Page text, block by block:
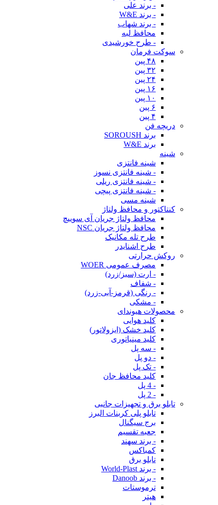
- برند علی
- برند W&E
- برند شهاب
محافظ لبه
- طرح خورشیدی
سوکت فرمان
۴۸ پین
۳۲ پین
۲۴ پین
۱۶ پین
۱۰ پین
۶ پین
۴ پین
دریچه فن
برند SOROUSH
برند W&E
شینه
شینه فانتزی
- شینه فانتزی نسوز
- شینه فانتزی ریلی
- شینه فانتزی پیچی
شینه مسی
کنتاکتور و محافظ ولتاژ
محافظ ولتاژ جریان آی سوییچ
محافظ ولتاژ جریان NSC
طرح تله مکانیک
طرح اشنایدر
روکش حرارتی
مصرف عمومی WOER
- ارت (سبز/زرد)
- شفاف
- رنگی (قرمز-آبی-زرد)
- مشکی
محصولات هیوندای
کلید هوایی
کلید خشک (ایزولاتور)
کلید مینیاتوری
- سه پل
- دو پل
- تک پل
کلید محافظ جان
- 4 پل
- 2 پل
تابلو برق و تجهیزات جانبی
تابلو پلی کربنات البرز
برج سیگنال
جعبه تقسیم
- برند سهند
کمباکس
تابلو برق
- برند World-Plast
- برند Danoob
ترموستات
هیتر